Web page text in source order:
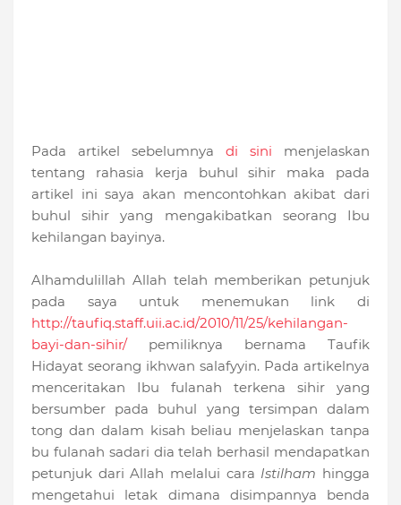
Pada artikel sebelumnya di sini menjelaskan
tentang rahasia kerja buhul sihir maka pada
artikel ini saya akan mencontohkan akibat dari
buhul sihir yang mengakibatkan seorang Ibu
kehilangan bayinya.
Alhamdulillah Allah telah memberikan petunjuk
pada saya untuk menemukan link di
http://taufiq.staff.uii.ac.id/2010/11/25/kehilangan-
bayi-dan-sihir/ pemiliknya bernama Taufik
Hidayat seorang ikhwan salafyyin. Pada artikelnya
menceritakan Ibu fulanah terkena sihir yang
bersumber pada buhul yang tersimpan dalam
tong dan dalam kisah beliau menjelaskan tanpa
bu fulanah sadari dia telah berhasil mendapatkan
petunjuk dari Allah melalui cara Istilham hingga
mengetahui letak dimana disimpannya benda